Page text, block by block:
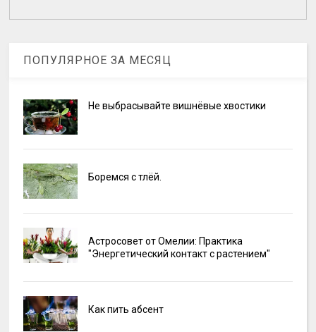
ПОПУЛЯРНОЕ ЗА МЕСЯЦ
Не выбрасывайте вишнёвые хвостики
Боремся с тлёй.
Астросовет от Омелии: Практика
"Энергетический контакт с растением"
Как пить абсент